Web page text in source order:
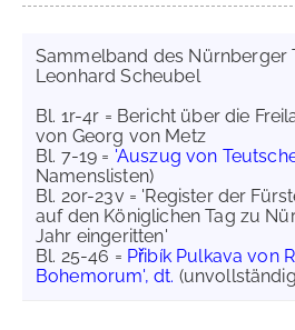
Sammelband des Nürnberger
Leonhard Scheubel
Bl. 1r-4r = Bericht über die
von Georg von Metz
Bl. 7-19 = 'Auszug von
Namenslisten)
Bl. 20r-23v = 'Register der
auf den Königlichen Tag zu
Jahr eingeritten'
Bl. 25-46 = Přibík Pulkava von
Bohemorum', dt.